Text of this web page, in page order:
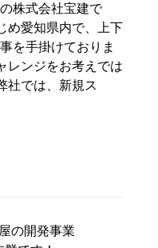
株式会社宝建で
め愛知県内で、上下
を手掛けておりま
レンジをお考えでは
社では、新規ス